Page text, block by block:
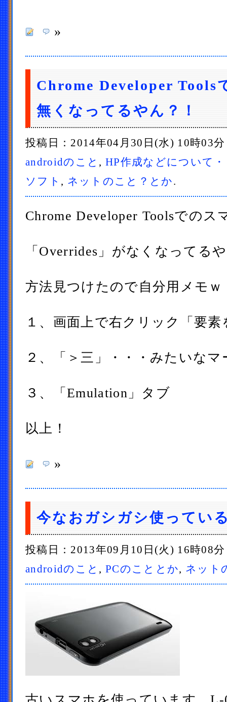
»
Chrome Developer Tools
無くなってるやん？！
投稿日：2014年04月30日(水) 10時03
androidのこと ,HP作成などについて
ソフト , ネットのこと？とか.
Chrome Developer Toolsでのス
「Overrides」がなくなってる
方法見つけたので自分用メモｗ
１、画面上で右クリック「要
２、「＞三」・・・みたいなマ
３、「Emulation」タブ
以上！
»
今なおガシガシ使ってい
投稿日：2013年09月10日(火) 16時08
androidのこと ,PCのこととか, ネット